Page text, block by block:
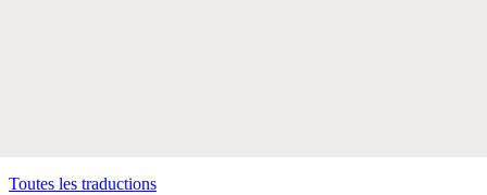
Toutes les traductions